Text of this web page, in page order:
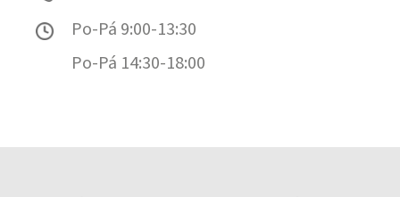
Po-Pá 9:00-13:30
Po-Pá 14:30-18:00